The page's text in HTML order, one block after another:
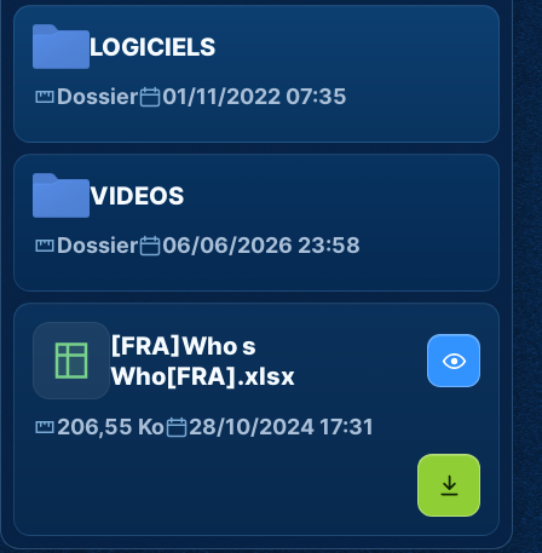
LOGICIELS
Dossier 01/11/2022 07:35
VIDEOS
Dossier 06/06/2026 23:58
[FRA]Who s
Who[FRA].xlsx
206,55 Ko 28/10/2024 17:31